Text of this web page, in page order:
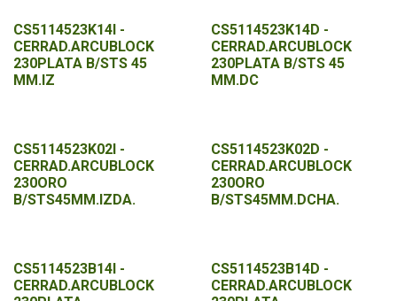
CS5114523K14I -
CERRAD.ARCUBLOCK
230PLATA B/STS 45
MM.IZ
CS5114523K14D -
CERRAD.ARCUBLOCK
230PLATA B/STS 45
MM.DC
CS5114523K02I -
CERRAD.ARCUBLOCK
230ORO
B/STS45MM.IZDA.
CS5114523K02D -
CERRAD.ARCUBLOCK
230ORO
B/STS45MM.DCHA.
CS5114523B14I -
CERRAD.ARCUBLOCK
CS5114523B14D -
CERRAD.ARCUBLOCK